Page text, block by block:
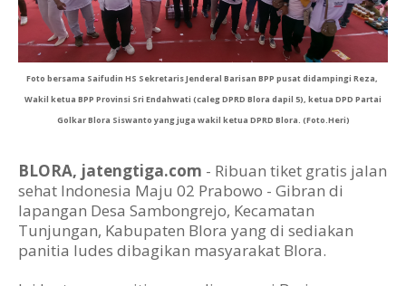
Foto bersama Saifudin HS Sekretaris Jenderal Barisan BPP pusat didampingi Reza,
Wakil ketua BPP Provinsi Sri Endahwati (caleg DPRD Blora dapil 5), ketua DPD Partai
Golkar Blora Siswanto yang juga wakil ketua DPRD Blora. (Foto.Heri)
BLORA, jatengtiga.com - Ribuan tiket gratis jalan
sehat Indonesia Maju 02 Prabowo - Gibran di
lapangan Desa Sambongrejo, Kecamatan
Tunjungan, Kabupaten Blora yang di sediakan
panitia ludes dibagikan masyarakat Blora.